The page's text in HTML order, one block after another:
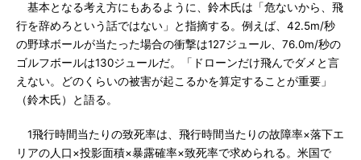
基本となる考え方にもあるように、鈴木氏は「危ないから、飛
行を辞めろという話ではない」と指摘する。例えば、42.5m/秒
の野球ボールが当たった場合の衝撃は127ジュール、76.0m/秒の
ゴルフボールは130ジュールだ。「ドローンだけ飛んでダメと言
えない。どのくらいの被害が起こるかを算定することが重要」
（鈴木氏）と語る。
1飛行時間当たりの致死率は、飛行時間当たりの故障率×落下エ
リアの人口×投影面積×暴露確率×致死率で求められる。米国で